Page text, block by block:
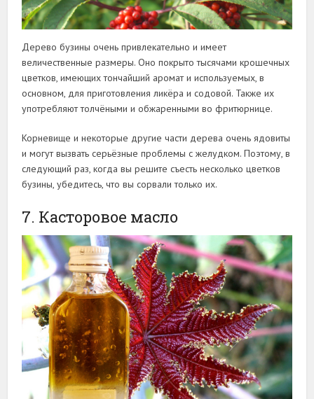
Дерево бузины очень привлекательно и имеет
величественные размеры. Оно покрыто тысячами крошечных
цветков, имеющих тончайший аромат и используемых, в
основном, для приготовления ликёра и содовой. Также их
употребляют толчёными и обжаренными во фритюрнице.
Корневище и некоторые другие части дерева очень ядовиты
и могут вызвать серьёзные проблемы с желудком. Поэтому, в
следующий раз, когда вы решите съесть несколько цветков
бузины, убедитесь, что вы сорвали только их.
7. Касторовое масло